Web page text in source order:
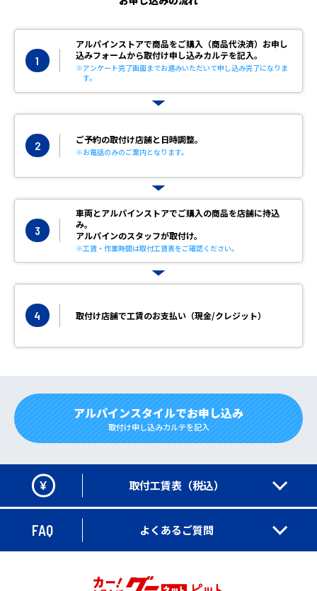
1
アルパインストアで商品をご購入（商品代決済） お申し
込みフォームから取付け申し込みカルテを記入。
※アンケート完了画面までお進みいただいて申し込み完了になりま
す。
2 ご予約の取付け店舗と日時調整。
※お電話のみのご案内となります。
3
車両とアルパインストアでご購入の商品を店舗に持込
み。
アルパインのスタッフが取付け。
※工賃・作業時間は取付工賃表をご確認ください。
4 取付け店舗で工賃のお支払い（現金/クレジット）
アルパインスタイルでお申し込み
取付け申し込みカルテを記入
¥ 取付工賃表（税込）
FAQ よくあるご質問